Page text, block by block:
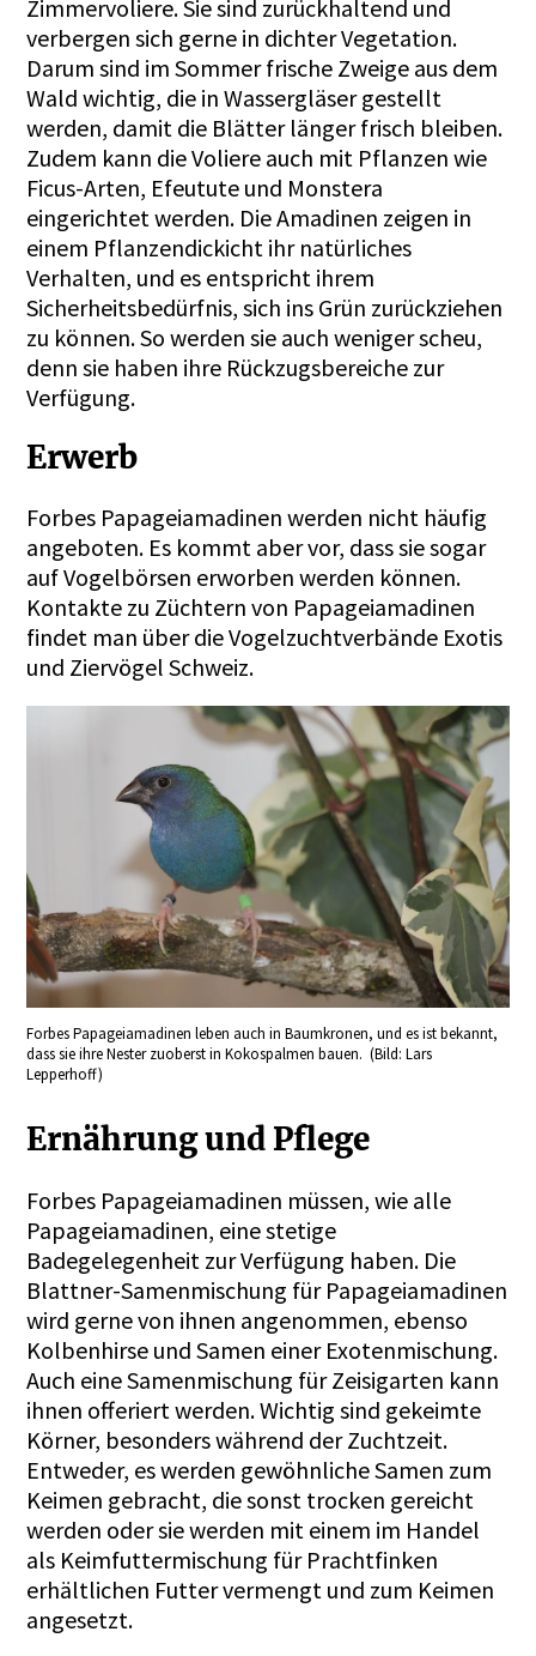
Zimmervoliere. Sie sind zurückhaltend und
verbergen sich gerne in dichter Vegetation.
Darum sind im Sommer frische Zweige aus dem
Wald wichtig, die in Wassergläser gestellt
werden, damit die Blätter länger frisch bleiben.
Zudem kann die Voliere auch mit Pflanzen wie
Ficus-Arten, Efeutute und Monstera
eingerichtet werden. Die Amadinen zeigen in
einem Pflanzendickicht ihr natürliches
Verhalten, und es entspricht ihrem
Sicherheitsbedürfnis, sich ins Grün zurückziehen
zu können. So werden sie auch weniger scheu,
denn sie haben ihre Rückzugsbereiche zur
Verfügung.
Erwerb
Forbes Papageiamadinen werden nicht häufig
angeboten. Es kommt aber vor, dass sie sogar
auf Vogelbörsen erworben werden können.
Kontakte zu Züchtern von Papageiamadinen
findet man über die Vogelzuchtverbände Exotis
und Ziervögel Schweiz.
Forbes Papageiamadinen leben auch in Baumkronen, und es ist bekannt,
dass sie ihre Nester zuoberst in Kokospalmen bauen. (Bild: Lars
Lepperhoff)
Ernährung und Pflege
Forbes Papageiamadinen müssen, wie alle
Papageiamadinen, eine stetige
Badegelegenheit zur Verfügung haben. Die
Blattner-Samenmischung für Papageiamadinen
wird gerne von ihnen angenommen, ebenso
Kolbenhirse und Samen einer Exotenmischung.
Auch eine Samenmischung für Zeisigarten kann
ihnen offeriert werden. Wichtig sind gekeimte
Körner, besonders während der Zuchtzeit.
Entweder, es werden gewöhnliche Samen zum
Keimen gebracht, die sonst trocken gereicht
werden oder sie werden mit einem im Handel
als Keimfuttermischung für Prachtfinken
erhältlichen Futter vermengt und zum Keimen
angesetzt.